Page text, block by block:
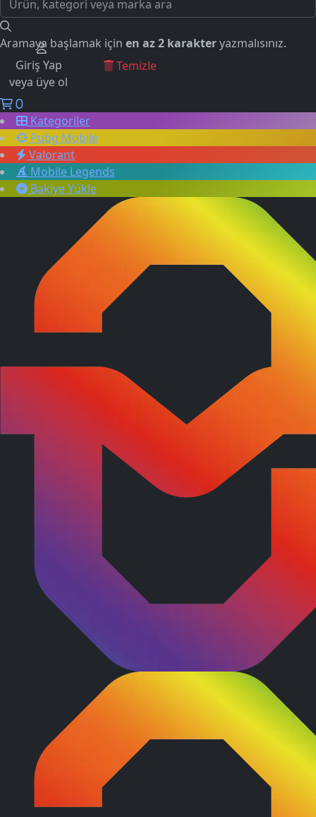
Aramaya başlamak için en az 2 karakteryazmalısınız.
GEÇMİŞ ARAMALAR
Temizle
Giriş Yap
veya üye ol
0
Kategoriler
Pubg Mobile
Valorant
Mobile Legends
Bakiye Yükle